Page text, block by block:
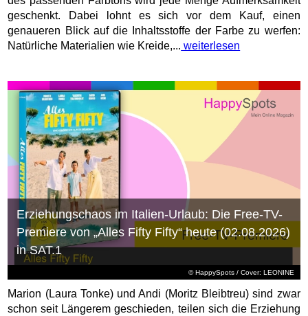
geschenkt. Dabei lohnt es sich vor dem Kauf, einen
genaueren Blick auf die Inhaltsstoffe der Farbe zu werfen:
Natürliche Materialien wie Kreide,... weiterlesen
© HappySpots / Cover: LEONINE
Erziehungschaos im Italien-Urlaub: Die Free-TV-
Premiere von „Alles Fifty Fifty“ heute (02.08.2026)
in SAT.1
Marion (Laura Tonke) und Andi (Moritz Bleibtreu) sind zwar
schon seit Längerem geschieden, teilen sich die Erziehung